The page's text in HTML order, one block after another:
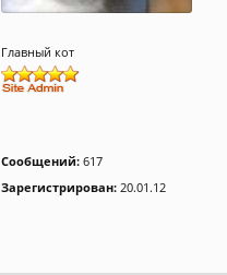
Главный кот
Сообщений: 617
Зарегистрирован: 20.01.12